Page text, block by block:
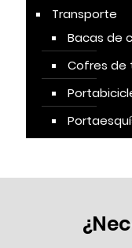
Transporte
Bacas de
Cofres de